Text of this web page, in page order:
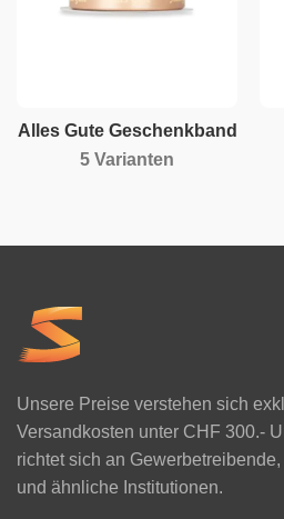
Alles Gute Geschenkband
5 Varianten
Unsere Preise verstehen sich
Versandkosten unter CHF 300.-
richtet sich an
und ähnliche Institutionen.